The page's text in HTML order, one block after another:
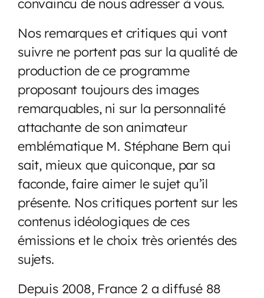
Nos remarques et critiques qui vont
suivre ne portent pas sur la qualité de
production de ce programme
proposant toujours des images
remarquables, ni sur la personnalité
attachante de son animateur
emblématique M. Stéphane Bern qui
sait, mieux que quiconque, par sa
faconde, faire aimer le sujet qu’il
présente. Nos critiques portent sur les
contenus idéologiques de ces
émissions et le choix très orientés des
sujets.
Depuis 2008, France 2 a diffusé 88